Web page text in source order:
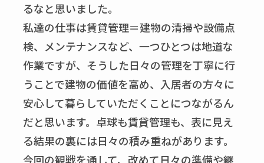
るなと思いました。
私達の仕事は賃貸管理＝建物の清掃や設備点
検、メンテナンスなど、一つひとつは地道な
作業ですが、そうした日々の管理を丁寧に行
うことで建物の価値を高め、入居者の方々に
安心して暮らしていただくことにつながるん
だと思います。卓球も賃貸管理も、表に見え
る結果の裏には日々の積み重ねがあります。
今回の観戦を通して、改めて日々の準備や継